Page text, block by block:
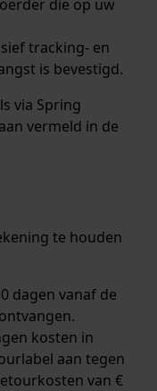
die op uw
tracking- en
is bevestigd.
via Spring
vermeld in de
te houden
dagen vanaf de
kosten in
aan tegen
van €